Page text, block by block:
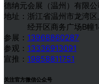
德纳元会展（温州）有限公
地址：浙江省温州市龙湾
经开区商务广场B幢
参展： 13968860287
参观： 13336913091
宣推： 19858811751
关注官方微信公众号